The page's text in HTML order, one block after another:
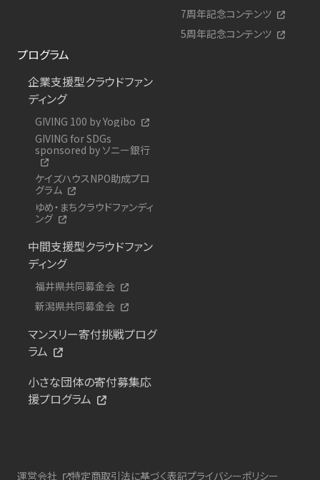
7周年記念コンテンツ
5周年記念コンテンツ
プログラム
企業支援型クラウドファン
ディング
GIVING 100 by Yogibo
GIVING for SDGs
sponsored by ソニー銀行
ケイズハウスNPO助成プロ
グラム
ゆめ・まちクラウドファンディ
ング
中間支援型クラウドファン
ディング
福井県共同募金会
新潟県共同募金会
マンスリー寄付挑戦プログ
ラム
小さな団体の寄付募集応
援プログラム
運営会社 特定商取引法に基づく表記プライバシーポリシー